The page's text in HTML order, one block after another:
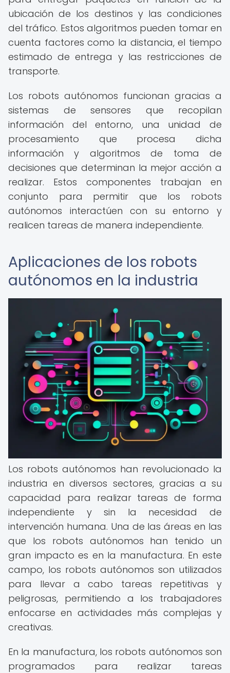
ubicación de los destinos y las condiciones
del tráfico. Estos algoritmos pueden tomar en
cuenta factores como la distancia, el tiempo
estimado de entrega y las restricciones de
transporte.
Los robots autónomos funcionan gracias a
sistemas de sensores que recopilan
información del entorno, una unidad de
procesamiento que procesa dicha
información y algoritmos de toma de
decisiones que determinan la mejor acción a
realizar. Estos componentes trabajan en
conjunto para permitir que los robots
autónomos interactúen con su entorno y
realicen tareas de manera independiente.
Aplicaciones de los robots
autónomos en la industria
Los robots autónomos han revolucionado la
industria en diversos sectores, gracias a su
capacidad para realizar tareas de forma
independiente y sin la necesidad de
intervención humana. Una de las áreas en las
que los robots autónomos han tenido un
gran impacto es en la manufactura. En este
campo, los robots autónomos son utilizados
para llevar a cabo tareas repetitivas y
peligrosas, permitiendo a los trabajadores
enfocarse en actividades más complejas y
creativas.
En la manufactura, los robots autónomos son
programados para realizar tareas